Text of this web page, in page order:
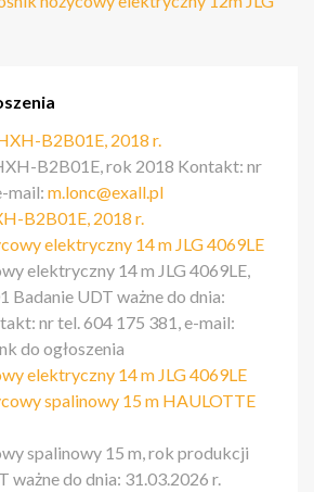
B2B01E, rok 2018 Kontakt: nr
mail: m.lonc@exall.pl
B2B01E, 2018 r.
elektryczny 14 m JLG 4069LE,
Badanie UDT ważne do dnia:
nr tel. 604 175 381, e-mail:
do ogłoszenia
elektryczny 14 m JLG 4069LE
spalinowy 15 m, rok produkcji
ważne do dnia: 31.03.2026 r.